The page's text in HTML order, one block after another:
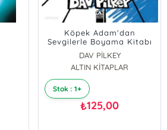
Köpek Adam'dan
Sevgilerle Boyama Kitabı
DAV PİLKEY
ALTIN KİTAPLAR
Stok : 1+
₺125,00